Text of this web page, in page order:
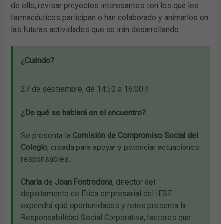
de ello, revisar proyectos interesantes con los que los
farmacéuticos participan o han colaborado y animarlos en
las futuras actividades que se irán desarrollando.
¿Cuándo?
27 de septiembre, de 14:30 a 16:00 h
¿De qué se hablará en el encuentro?
Se presenta la Comisión de Compromiso Social del
Colegio, creada para apoyar y potenciar actuaciones
responsables.
Charla de Joan Fontrodona, director del
departamento de Ética empresarial del IESE:
expondrá qué oportunidades y retos presenta la
Responsabilidad Social Corporativa, factores que